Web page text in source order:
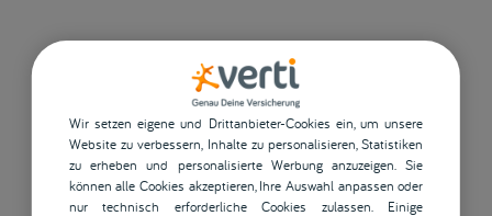
Wir setzen eigene und Drittanbieter-Cookies ein, um unsere
Website zu verbessern, Inhalte zu personalisieren, Statistiken
zu erheben und personalisierte Werbung anzuzeigen. Sie
können alle Cookies akzeptieren, Ihre Auswahl anpassen oder
nur technisch erforderliche Cookies zulassen. Einige